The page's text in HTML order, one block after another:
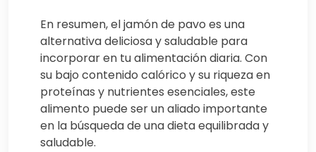
En resumen, el jamón de pavo es una
alternativa deliciosa y saludable para
incorporar en tu alimentación diaria. Con
su bajo contenido calórico y su riqueza en
proteínas y nutrientes esenciales, este
alimento puede ser un aliado importante
en la búsqueda de una dieta equilibrada y
saludable.